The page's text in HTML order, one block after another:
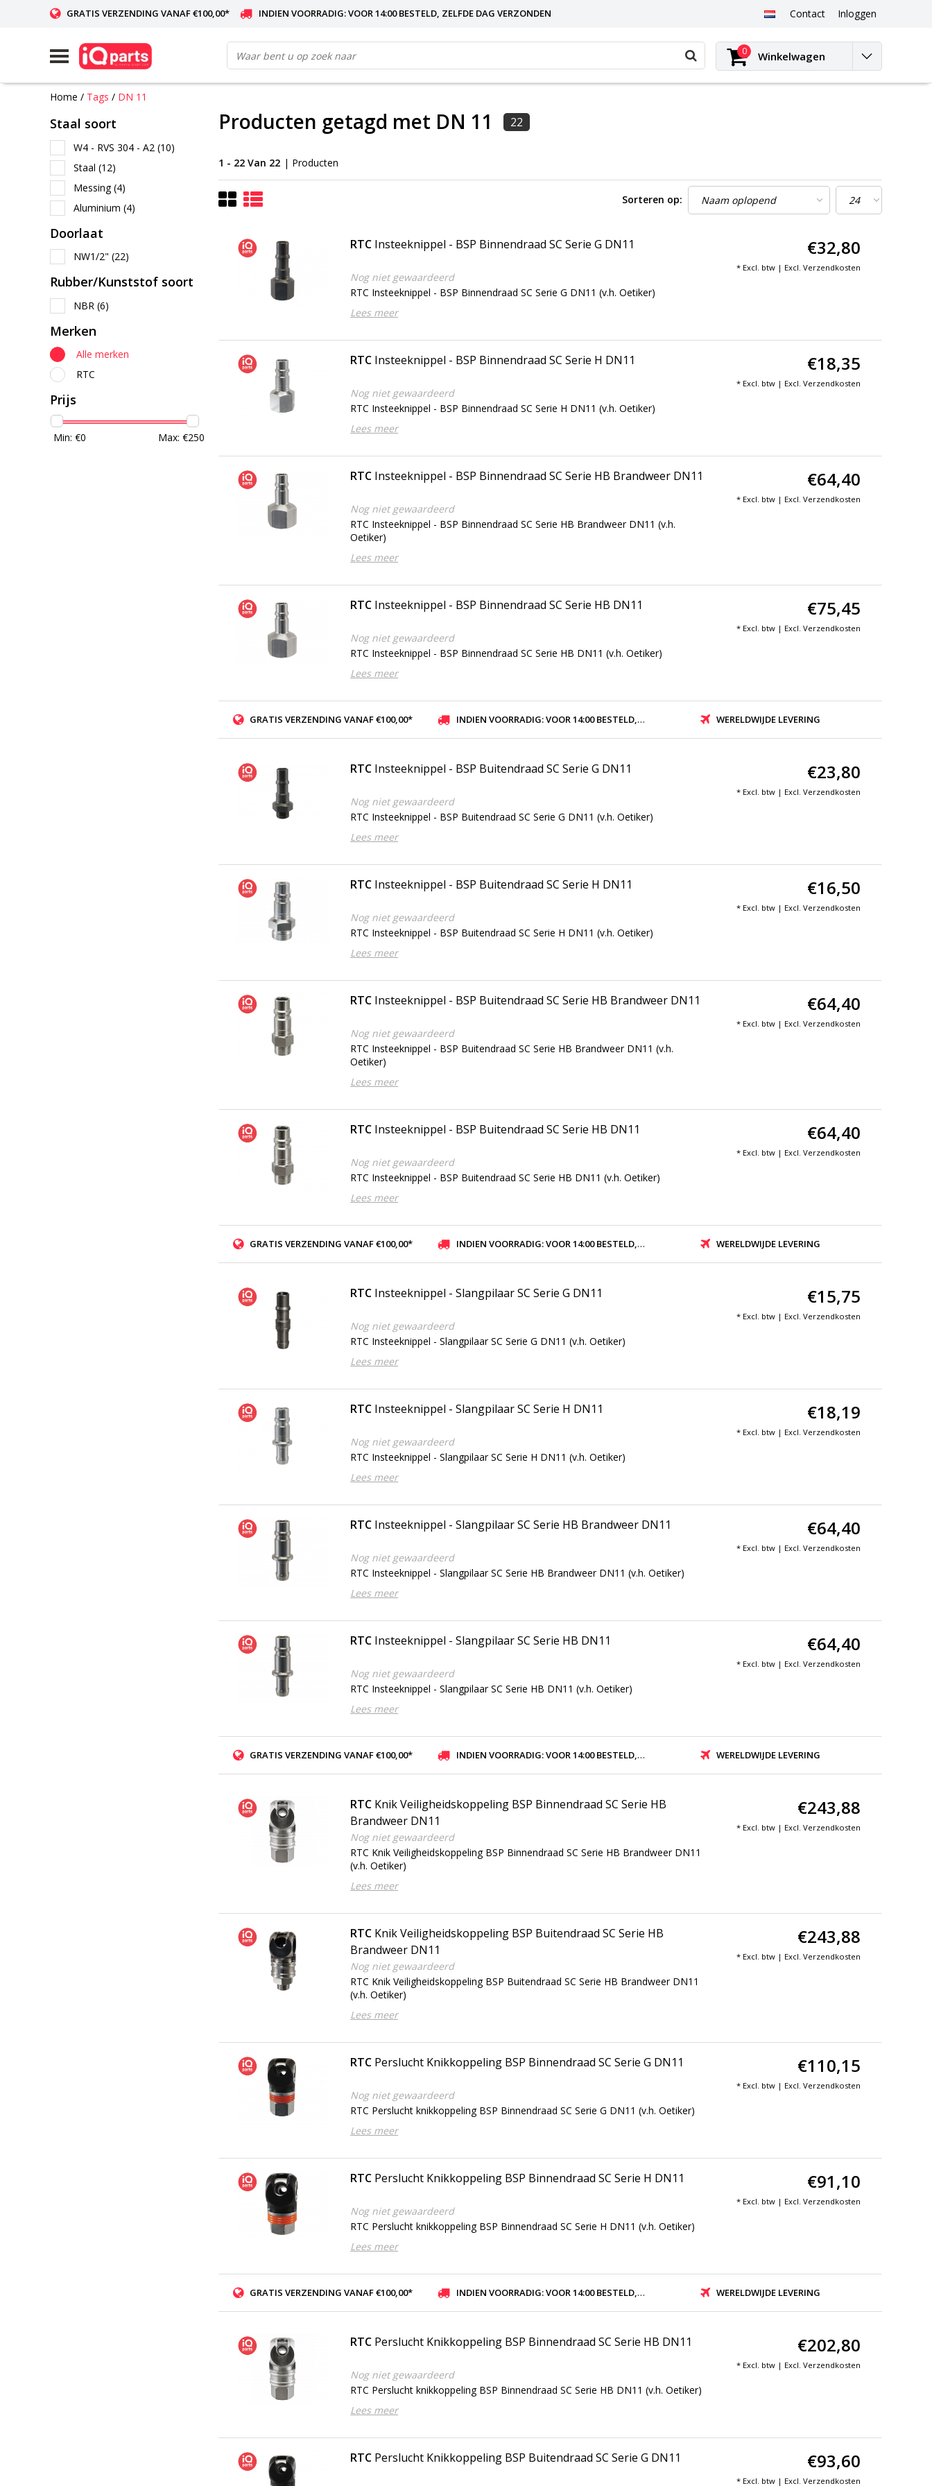
GRATIS VERZENDING VANAF €100,00* INDIEN VOORRADIG: VOOR 14:00 BESTELD, ZELFDE DAG VERZONDEN Contact Inloggen
0 Winkelwagen
Home / Tags / DN 11
Staal soort
W4 - RVS 304 - A2 (10)
Staal (12)
Messing(4)
Aluminium (4)
Doorlaat
NW1/2" (22)
Rubber/Kunststof soort
NBR (6)
Merken
Alle merken
RTC
Prijs
Min: €0 Max: €250
Producten getagd met DN 11 22
1 - 22 Van 22 | Producten
Sorteren op:
RTC Insteeknippel - BSP Binnendraad SC Serie G DN11
Nog niet gewaardeerd
RTC Insteeknippel - BSP Binnendraad SC Serie G DN11 (v.h. Oetiker)
Lees meer
€32,80
* Excl. btw | Excl. Verzendkosten
RTC Insteeknippel - BSP Binnendraad SC Serie H DN11
Nog niet gewaardeerd
RTC Insteeknippel - BSP Binnendraad SC Serie H DN11 (v.h. Oetiker)
Lees meer
€18,35
* Excl. btw | Excl. Verzendkosten
RTC Insteeknippel - BSP Binnendraad SC Serie HB Brandweer DN11
Nog niet gewaardeerd
RTC Insteeknippel - BSP Binnendraad SC Serie HB Brandweer DN11 (v.h.
Oetiker)
Lees meer
€64,40
* Excl. btw | Excl. Verzendkosten
RTC Insteeknippel - BSP Binnendraad SC Serie HB DN11
Nog niet gewaardeerd
RTC Insteeknippel - BSP Binnendraad SC Serie HB DN11 (v.h. Oetiker)
Lees meer
€75,45
* Excl. btw | Excl. Verzendkosten
GRATIS VERZENDING VANAF €100,00* INDIEN VOORRADIG: VOOR 14:00 BESTELD, ZELFDE DAG VERZONDEN WERELDWIJDE LEVERING
RTC Insteeknippel - BSP Buitendraad SC Serie G DN11
Nog niet gewaardeerd
RTC Insteeknippel - BSP Buitendraad SC Serie G DN11 (v.h. Oetiker)
Lees meer
€23,80
* Excl. btw | Excl. Verzendkosten
RTC Insteeknippel - BSP Buitendraad SC Serie H DN11
Nog niet gewaardeerd
RTC Insteeknippel - BSP Buitendraad SC Serie H DN11 (v.h. Oetiker)
Lees meer
€16,50
* Excl. btw | Excl. Verzendkosten
RTC Insteeknippel - BSP Buitendraad SC Serie HB Brandweer DN11
Nog niet gewaardeerd
RTC Insteeknippel - BSP Buitendraad SC Serie HB Brandweer DN11 (v.h.
Oetiker)
Lees meer
€64,40
* Excl. btw | Excl. Verzendkosten
RTC Insteeknippel - BSP Buitendraad SC Serie HB DN11
Nog niet gewaardeerd
RTC Insteeknippel - BSP Buitendraad SC Serie HB DN11 (v.h. Oetiker)
Lees meer
€64,40
* Excl. btw | Excl. Verzendkosten
GRATIS VERZENDING VANAF €100,00* INDIEN VOORRADIG: VOOR 14:00 BESTELD, ZELFDE DAG VERZONDEN WERELDWIJDE LEVERING
RTC Insteeknippel - Slangpilaar SC Serie G DN11
Nog niet gewaardeerd
RTC Insteeknippel - Slangpilaar SC Serie G DN11 (v.h. Oetiker)
Lees meer
€15,75
* Excl. btw | Excl. Verzendkosten
RTC Insteeknippel - Slangpilaar SC Serie H DN11
Nog niet gewaardeerd
RTC Insteeknippel - Slangpilaar SC Serie H DN11 (v.h. Oetiker)
Lees meer
€18,19
* Excl. btw | Excl. Verzendkosten
RTC Insteeknippel - Slangpilaar SC Serie HB Brandweer DN11
Nog niet gewaardeerd
RTC Insteeknippel - Slangpilaar SC Serie HB Brandweer DN11 (v.h. Oetiker)
Lees meer
€64,40
* Excl. btw | Excl. Verzendkosten
RTC Insteeknippel - Slangpilaar SC Serie HB DN11
Nog niet gewaardeerd
RTC Insteeknippel - Slangpilaar SC Serie HB DN11 (v.h. Oetiker)
Lees meer
€64,40
* Excl. btw | Excl. Verzendkosten
GRATIS VERZENDING VANAF €100,00* INDIEN VOORRADIG: VOOR 14:00 BESTELD, ZELFDE DAG VERZONDEN WERELDWIJDE LEVERING
RTC Knik Veiligheidskoppeling BSP Binnendraad SC Serie HB
Brandweer DN11
Nog niet gewaardeerd
RTC Knik Veiligheidskoppeling BSP Binnendraad SC Serie HB Brandweer DN11
(v.h. Oetiker)
Lees meer
€243,88
* Excl. btw | Excl. Verzendkosten
RTC Knik Veiligheidskoppeling BSP Buitendraad SC Serie HB
Brandweer DN11
Nog niet gewaardeerd
RTC Knik Veiligheidskoppeling BSP Buitendraad SC Serie HB Brandweer DN11
(v.h. Oetiker)
Lees meer
€243,88
* Excl. btw | Excl. Verzendkosten
RTC Perslucht Knikkoppeling BSP Binnendraad SC Serie G DN11
Nog niet gewaardeerd
RTC Perslucht knikkoppeling BSP Binnendraad SC Serie G DN11 (v.h. Oetiker)
Lees meer
€110,15
* Excl. btw | Excl. Verzendkosten
RTC Perslucht Knikkoppeling BSP Binnendraad SC Serie H DN11
Nog niet gewaardeerd
RTC Perslucht knikkoppeling BSP Binnendraad SC Serie H DN11 (v.h. Oetiker)
Lees meer
€91,10
* Excl. btw | Excl. Verzendkosten
GRATIS VERZENDING VANAF €100,00* INDIEN VOORRADIG: VOOR 14:00 BESTELD, ZELFDE DAG VERZONDEN WERELDWIJDE LEVERING
RTC Perslucht Knikkoppeling BSP Binnendraad SC Serie HB DN11
Nog niet gewaardeerd
RTC Perslucht knikkoppeling BSP Binnendraad SC Serie HB DN11 (v.h. Oetiker)
Lees meer
€202,80
* Excl. btw | Excl. Verzendkosten
RTC Perslucht Knikkoppeling BSP Buitendraad SC Serie G DN11 €93,60
* Excl. btw | Excl. Verzendkosten